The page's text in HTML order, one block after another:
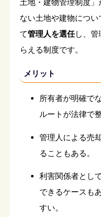
土地・建物管理制度
ない土地や建物につ
て管理人を選任し、管
らえる制度です。
メリット
所有者が明確で
ルートが法律で
管理人による売
ることもある。
利害関係者とし
できるケースも
すい。